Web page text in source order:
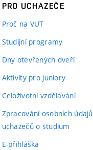
PRO UCHAZEČE
Proč na VUT
Studijní programy
Dny otevřených dveří
Aktivity pro juniory
Celoživotní vzdělávání
Zpracování osobních údajů
uchazečů o studium
E-přihláška